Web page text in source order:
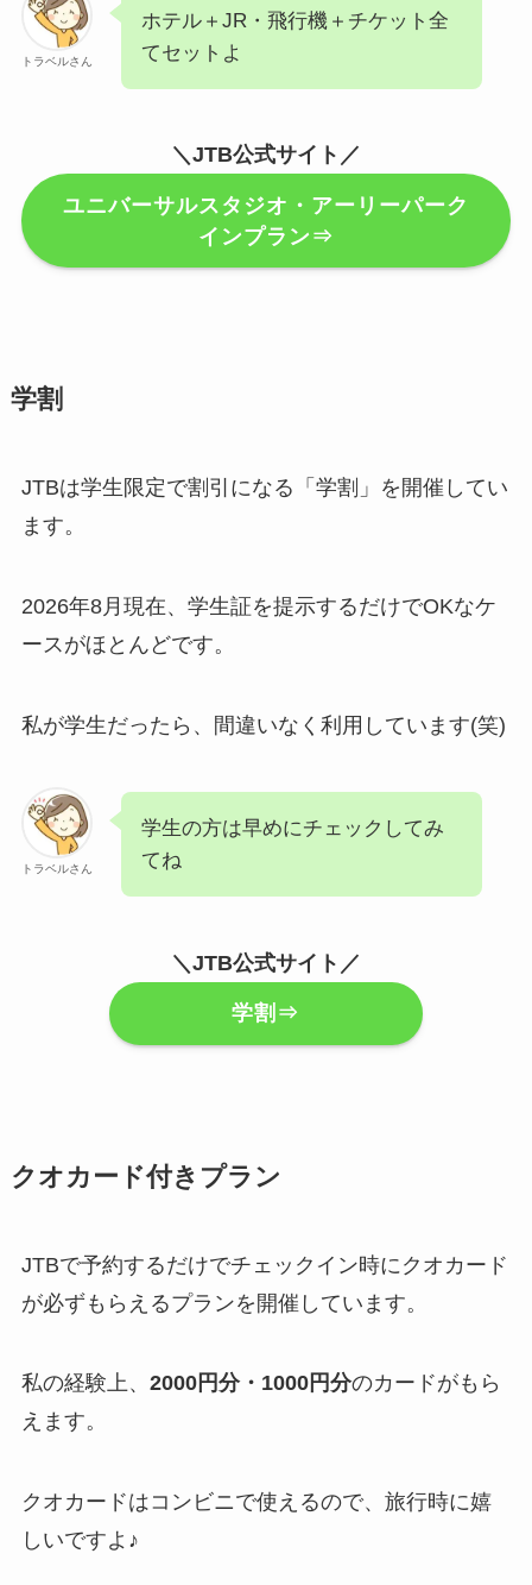
トラベルさん
ホテル＋JR・飛行機＋チケット全
てセットよ
＼JTB公式サイト／
ユニバーサルスタジオ・アーリーパーク
インプラン⇒
学割
JTBは学生限定で割引になる「学割」を開催してい
ます。
2026年8月現在、学生証を提示するだけでOKなケ
ースがほとんどです。
私が学生だったら、間違いなく利用しています(笑)
トラベルさん
学生の方は早めにチェックしてみ
てね
＼JTB公式サイト／
学割⇒
クオカード付きプラン
JTBで予約するだけでチェックイン時にクオカード
が必ずもらえるプランを開催しています。
私の経験上、 2000円分・1000円分のカードがもら
えます。
クオカードはコンビニで使えるので、旅行時に嬉
しいですよ♪